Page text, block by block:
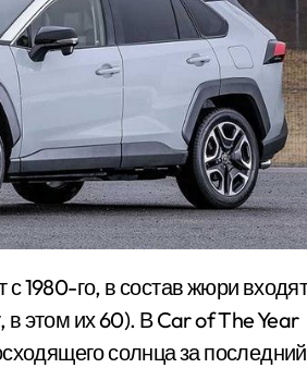
этом их 60). В Car of The Year
солнца за последний